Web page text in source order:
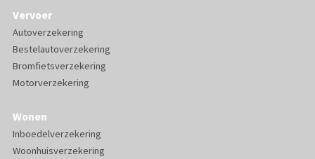
Vervoer
Autoverzekering
Bestelautoverzekering
Bromfietsverzekering
Motorverzekering
Wonen
Inboedelverzekering
Woonhuisverzekering